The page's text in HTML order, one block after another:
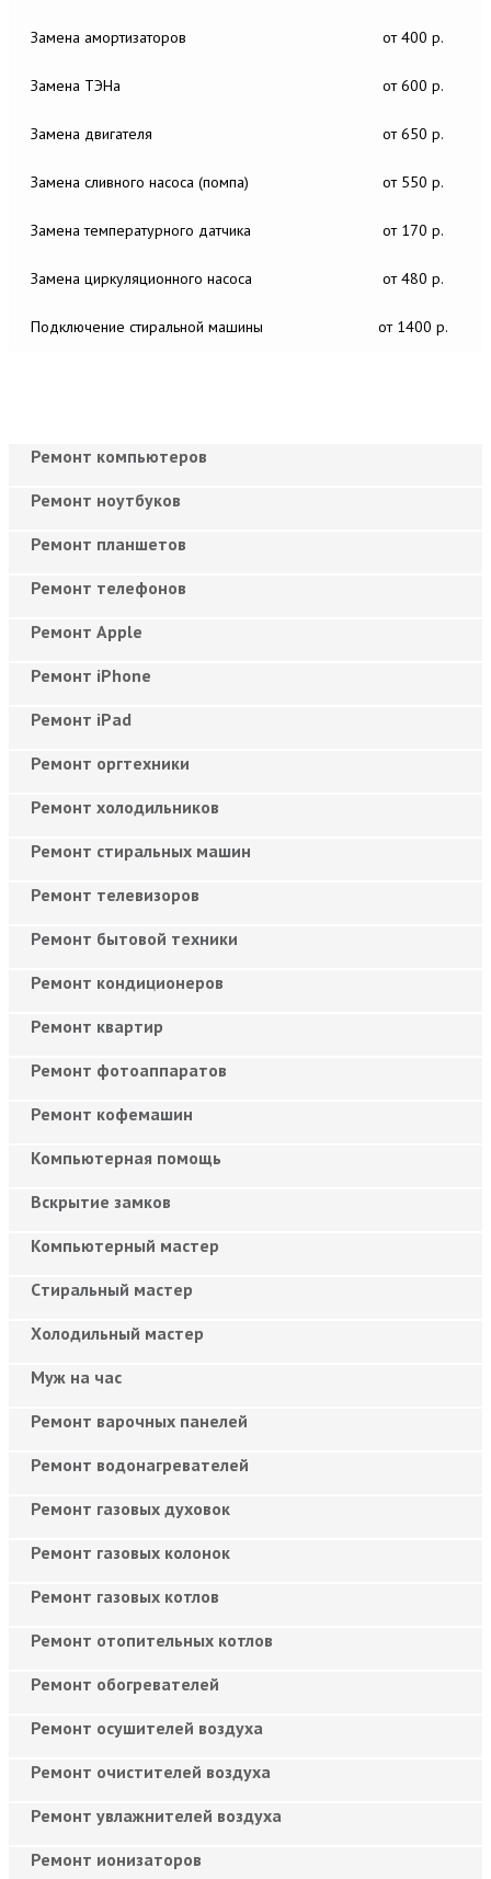
Замена амортизаторов от 400 р.
Замена ТЭНа от 600 р.
Замена двигателя от 650 р.
Замена сливного насоса (помпа) от 550 р.
Замена температурного датчика от 170 р.
Замена циркуляционного насоса от 480 р.
Подключение стиральной машины от 1400 р.
Ремонт компьютеров
Ремонт ноутбуков
Ремонт планшетов
Ремонт телефонов
Ремонт Apple
Ремонт iPhone
Ремонт iPad
Ремонт оргтехники
Ремонт холодильников
Ремонт стиральных машин
Ремонт телевизоров
Ремонт бытовой техники
Ремонт кондиционеров
Ремонт квартир
Ремонт фотоаппаратов
Ремонт кофемашин
Компьютерная помощь
Вскрытие замков
Компьютерный мастер
Cтиральный мастер
Холодильный мастер
Муж на час
Ремонт варочных панелей
Ремонт водонагревателей
Ремонт газовых духовок
Ремонт газовых колонок
Ремонт газовых котлов
Ремонт отопительных котлов
Ремонт обогревателей
Ремонт осушителей воздуха
Ремонт очистителей воздуха
Ремонт увлажнителей воздуха
Ремонт ионизаторов